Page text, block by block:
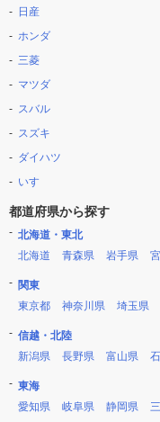
日産
ホンダ
三菱
マツダ
スバル
スズキ
ダイハツ
いすゞ
都道府県から探す
北海道・東北
北海道
青森県 岩手県
関東
東京都
神奈川県 埼玉県
信越・北陸
新潟県
長野県 富山県
東海
愛知県
岐阜県 静岡県